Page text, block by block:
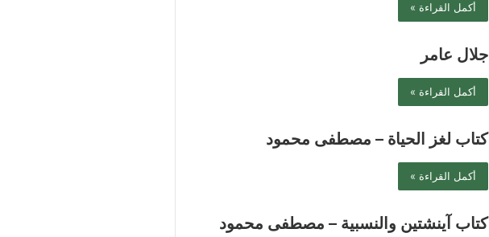
أكمل القراءة »
جلال عامر
أكمل القراءة »
كتاب لغز الحياة – مصطفى محمود
أكمل القراءة »
كتاب آينشتين والنسبية – مصطفى محمود